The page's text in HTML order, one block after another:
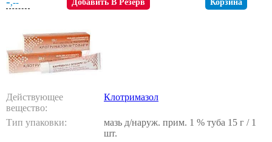
,-- Добавить В Резерв Корзина
Действующее
вещество:
Клотримазол
Тип упаковки:
мазь д/наруж. прим. 1 % туба 15 г / 1
шт.